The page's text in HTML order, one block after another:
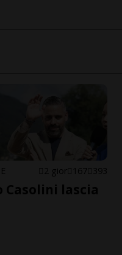
2 gior 167 393
Casolini lascia